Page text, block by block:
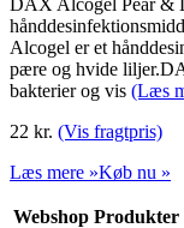
Alcogel er et
pære og hvide
bakterier og vis (Læs
22 kr. (Vis fragtpris)
Læs mere »Køb nu »
Webshop Produkter